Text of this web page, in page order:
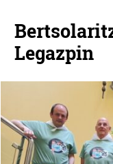
Legazpin